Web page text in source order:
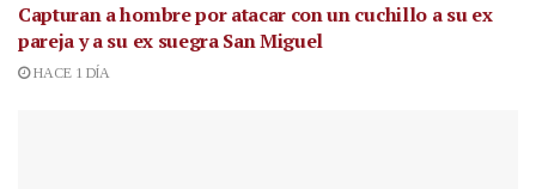
Capturan a hombre por atacar con un cuchillo a su ex
pareja y a su ex suegra San Miguel
HACE 1 DÍA